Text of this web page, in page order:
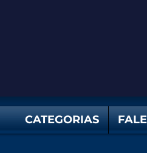
CATEGORIAS